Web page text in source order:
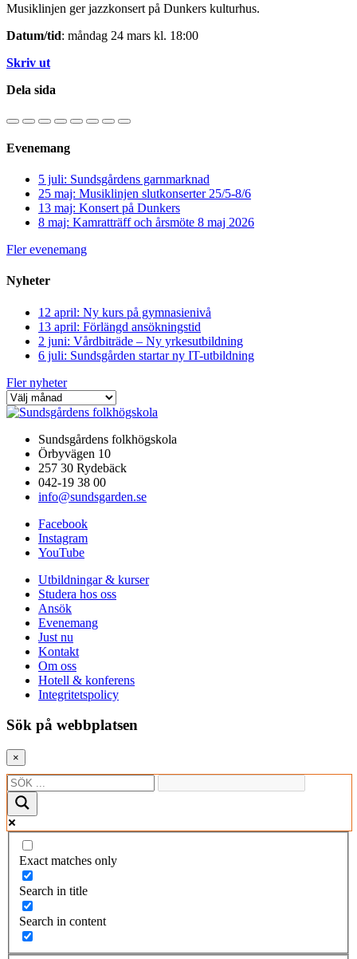
Musiklinjen ger jazzkonsert på Dunkers kulturhus.
Datum/tid: måndag 24 mars kl. 18:00
Skriv ut
Dela sida
Evenemang
5 juli: Sundsgårdens garnmarknad
25 maj: Musiklinjen slutkonserter 25/5-8/6
13 maj: Konsert på Dunkers
8 maj: Kamratträff och årsmöte 8 maj 2026
Fler evenemang
Nyheter
12 april: Ny kurs på gymnasienivå
13 april: Förlängd ansökningstid
2 juni: Vårdbiträde – Ny yrkesutbildning
6 juli: Sundsgården startar ny IT-utbildning
Fler nyheter
Sundsgårdens folkhögskola
Örbyvägen 10
257 30 Rydebäck
042-19 38 00
info@sundsgarden.se
Facebook
Instagram
YouTube
Utbildningar & kurser
Studera hos oss
Ansök
Evenemang
Just nu
Kontakt
Om oss
Hotell & konferens
Integritetspolicy
Sök på webbplatsen
×
Exact matches only
Search in title
Search in content